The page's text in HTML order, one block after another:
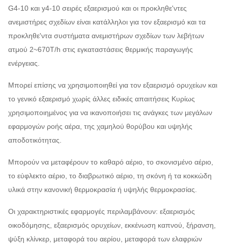
G4-10 και y4-10 σειρές εξαερισμού και οι προκληθε'ντες
ανεμιστήρες σχεδίων είναι κατάλληλοι για τον εξαερισμό και τα
προκληθε'ντα συστήματα ανεμιστήρων σχεδίων των λεβήτων
ατμού 2~670T/h στις εγκαταστάσεις θερμικής παραγωγής
ενέργειας.
Μπορεί επίσης να χρησιμοποιηθεί για τον εξαερισμό ορυχείων και
το γενικό εξαερισμό χωρίς άλλες ειδικές απαιτήσεις Κυρίως
χρησιμοποιημένος για να ικανοποιήσει τις ανάγκες των μεγάλων
εφαρμογών ροής αέρα, της χαμηλού θορύβου και υψηλής
αποδοτικότητας.
Μπορούν να μεταφέρουν το καθαρό αέριο, το σκονισμένο αέριο,
το εύφλεκτο αέριο, το διαβρωτικό αέριο, τη σκόνη ή τα κοκκώδη
υλικά στην κανονική θερμοκρασία ή υψηλής θερμοκρασίας.
Οι χαρακτηριστικές εφαρμογές περιλαμβάνουν: εξαερισμός
οικοδόμησης, εξαερισμός ορυχείων, εκκένωση καπνού, ξήρανση,
ψύξη κλίνκερ, μεταφορά του αερίου, μεταφορά των ελαφριών